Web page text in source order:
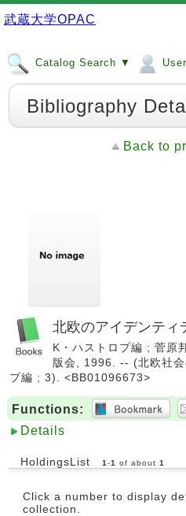
武蔵大学OPAC
Catalog Search ▼
Bibliography
Back to
北欧のアイデンティ
K・ハストロプ編 ; 菅原
版会, 1996. -- (北欧社
プ編 ; 3). <BB01096673>
Functions:
Details
HoldingsList 1 -1 of about 1
Click a number to display
collection.